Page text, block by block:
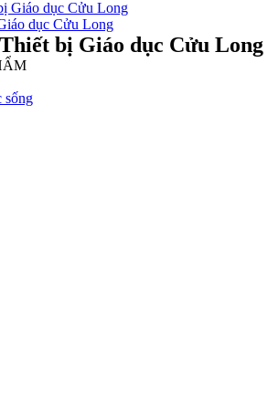
dục Cửu Long
bị Giáo dục Cửu Long
sống